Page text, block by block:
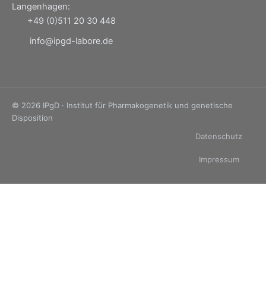
Langenhagen:
+49 (0)511 20 30 448
info@ipgd-labore.de
© 2026 IPgD · Institut für Pharmakogenetik und genetische
Disposition
Datenschutz
Impressum